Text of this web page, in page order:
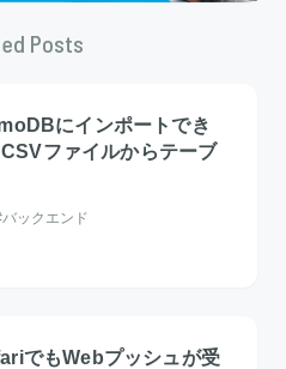
Posts
にインポートでき
ファイルからテーブ
ックエンド
でもWebプッシュが受